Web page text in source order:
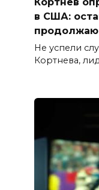
в США:
Не успели
Кортнева,